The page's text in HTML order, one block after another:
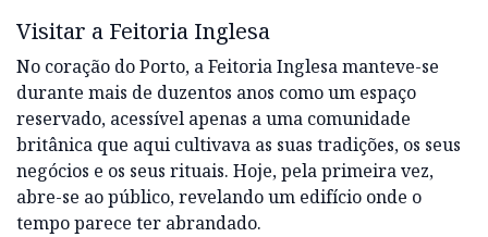
Visitar a Feitoria Inglesa
No coração do Porto, a Feitoria Inglesa manteve-se
durante mais de duzentos anos como um espaço
reservado, acessível apenas a uma comunidade
britânica que aqui cultivava as suas tradições, os seus
negócios e os seus rituais. Hoje, pela primeira vez,
abre-se ao público, revelando um edifício onde o
tempo parece ter abrandado.